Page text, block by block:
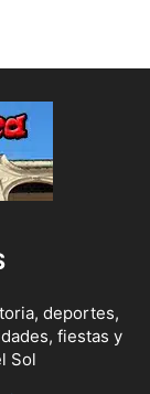
deportes,
fiestas y
Sol